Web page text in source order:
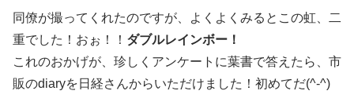
同僚が撮ってくれたのですが、よくよくみるとこの虹、二
重でした！おぉ！！ ダブルレインボー！
これのおかげが、珍しくアンケートに葉書で答えたら、市
販のdiaryを日経さんからいただけました！初めてだ(^-^)